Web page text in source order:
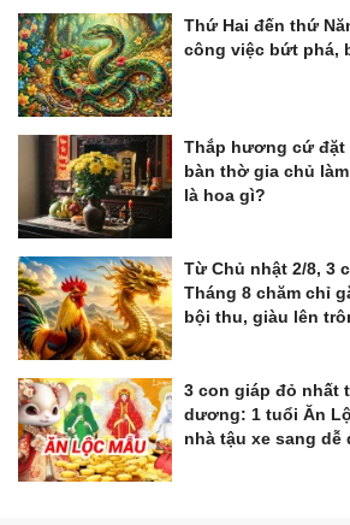
Thứ Hai đến thứ
công việc bứt phá,
Thắp hương cứ đặt
bàn thờ gia chủ
là hoa gì?
Từ Chủ nhật 2/8, 3
Tháng 8 chăm chỉ
bội thu, giàu lên
3 con giáp đỏ nhất
dương: 1 tuổi Ăn
nhà tậu xe sang dễ